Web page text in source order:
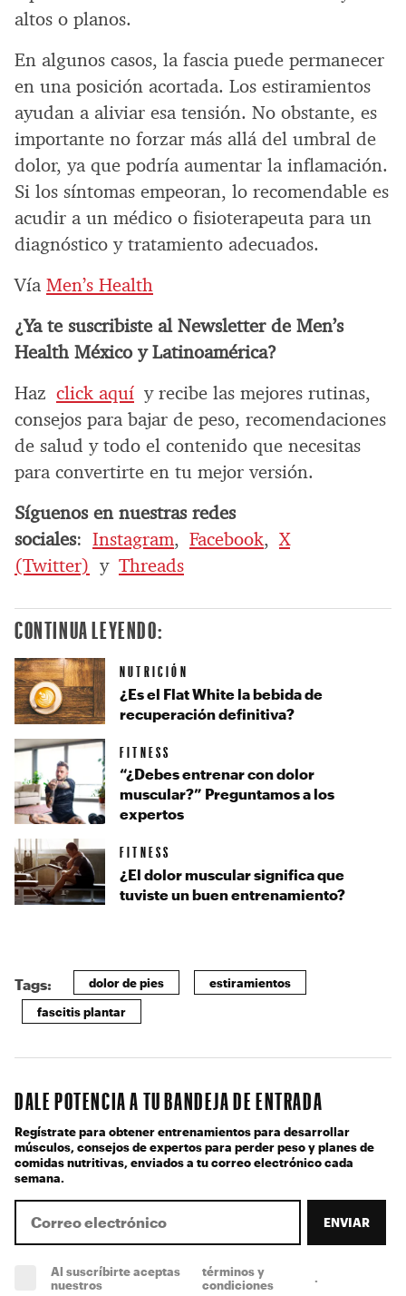
altos o planos.
En algunos casos, la fascia puede permanecer
en una posición acortada. Los estiramientos
ayudan a aliviar esa tensión. No obstante, es
importante no forzar más allá del umbral de
dolor, ya que podría aumentar la inflamación.
Si los síntomas empeoran, lo recomendable es
acudir a un médico o fisioterapeuta para un
diagnóstico y tratamiento adecuados.
Vía Men’s Health
¿Ya te suscribiste al Newsletter de Men’s
Health México y Latinoamérica?
Haz click aquí y recibe las mejores rutinas,
consejos para bajar de peso, recomendaciones
de salud y todo el contenido que necesitas
para convertirte en tu mejor versión.
Síguenos en nuestras redes
sociales: Instagram, Facebook,X
(Twitter) y Threads
CONTINUA LEYENDO:
NUTRICIÓN
¿Es el Flat White la bebida de
recuperación definitiva?
FITNESS
“¿Debes entrenar con dolor
muscular?” Preguntamos a los
expertos
FITNESS
¿El dolor muscular significa que
tuviste un buen entrenamiento?
Tags: dolor de pies estiramientos
fascitis plantar
DALE POTENCIA A TU BANDEJA DE ENTRADA
Regístrate para obtener entrenamientos para desarrollar
músculos, consejos de expertos para perder peso y planes de
comidas nutritivas, enviados a tu correo electrónico cada
semana.
ENVIAR
Al suscríbirte aceptas
nuestros
términos y
condiciones
.